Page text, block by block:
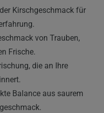
Kirschgeschmack für
von Trauben,
Frische.
die an Ihre
Balance aus saurem